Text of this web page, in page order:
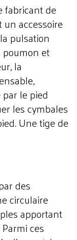
fabricant de
accessoire
pulsation
et
la
le pied
les cymbales
Une tige de
des
circulaire
apportant
ces